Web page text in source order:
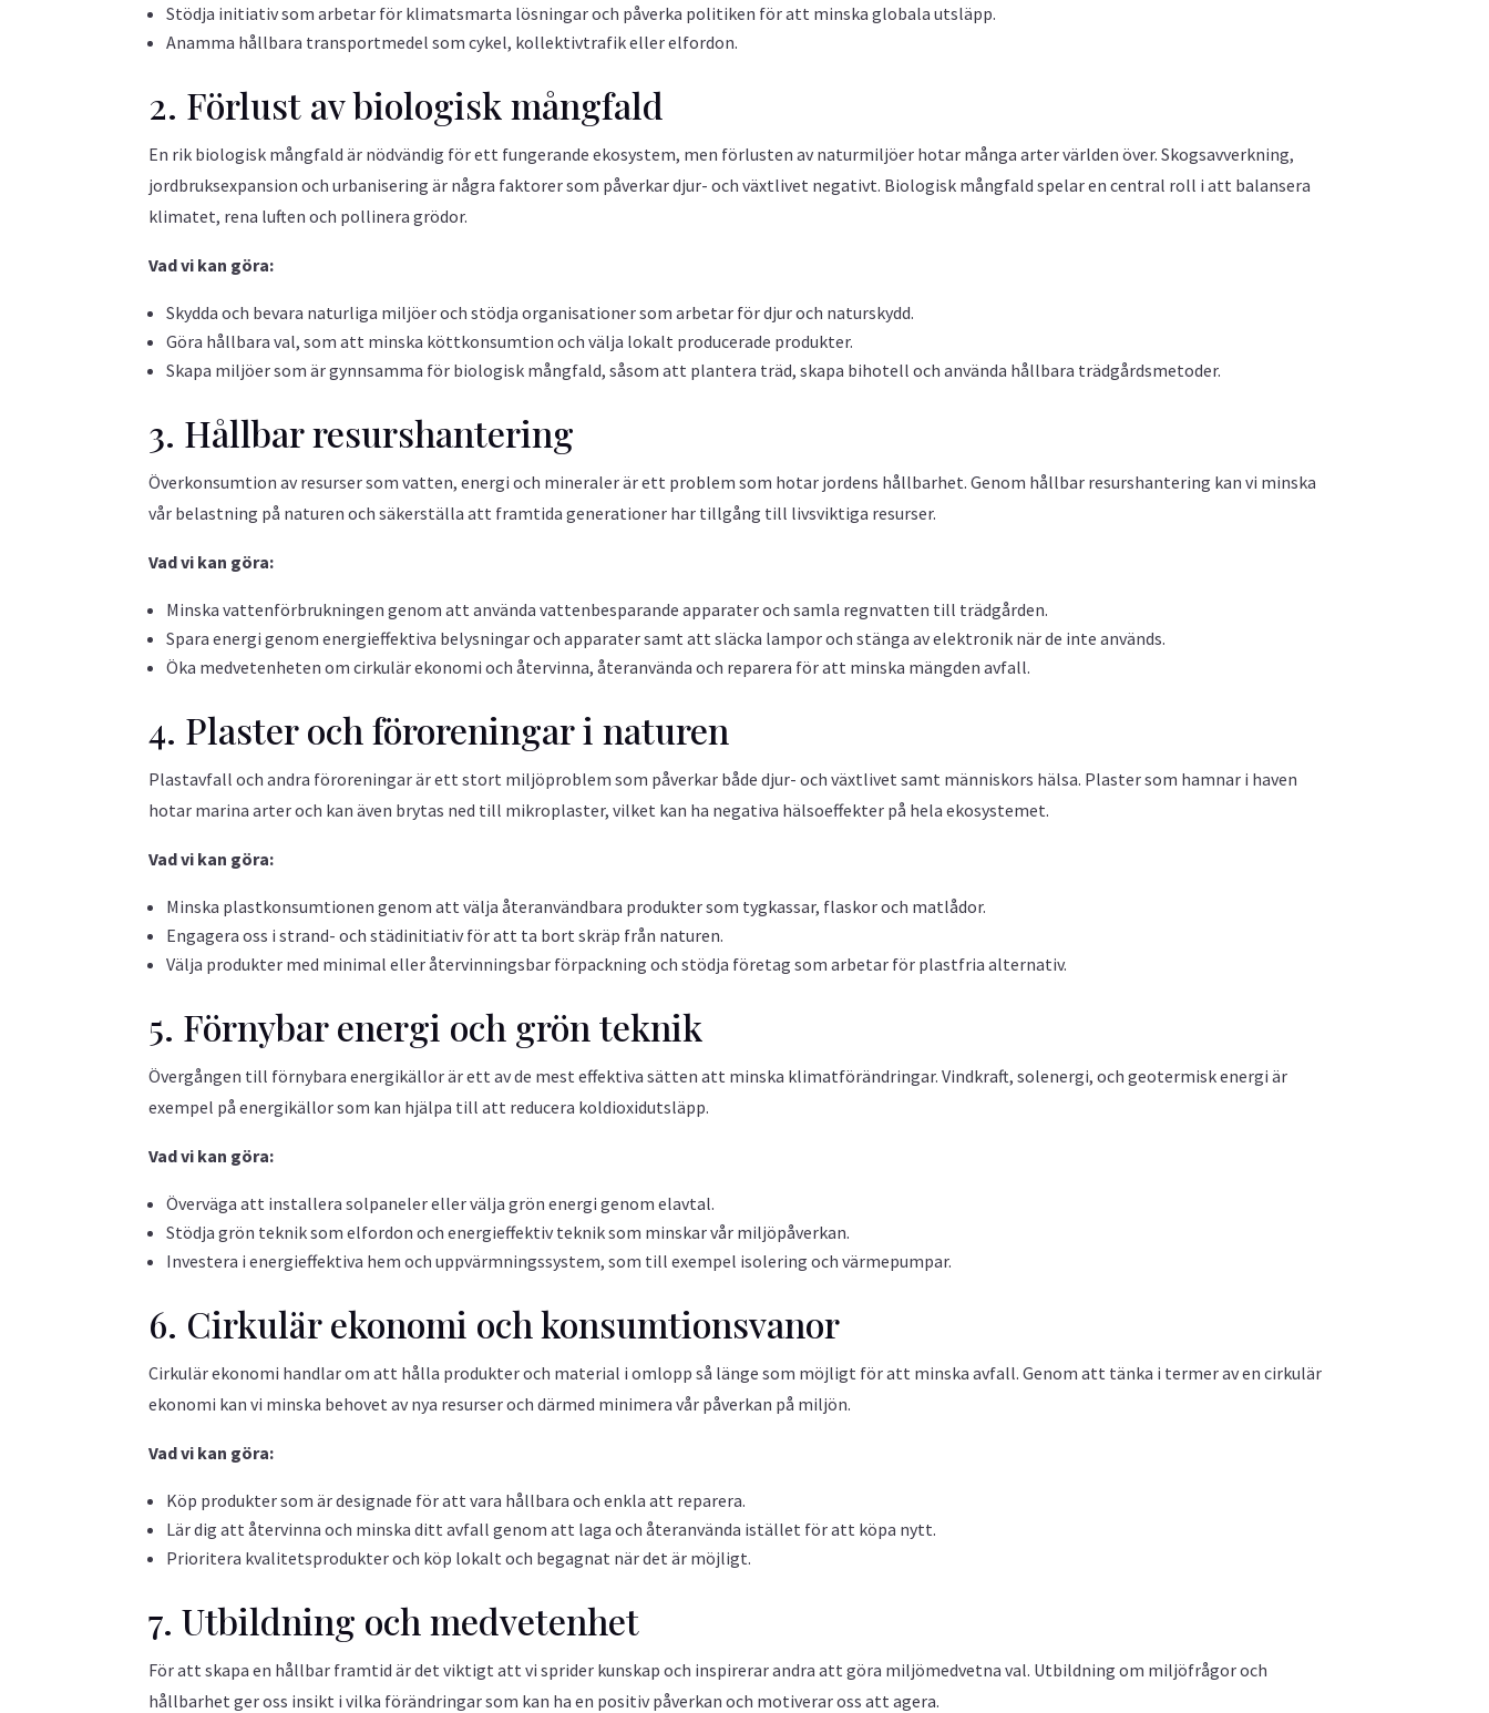
Stödja initiativ som arbetar för klimatsmarta lösningar och påverka politiken för att minska globala utsläpp.
Anamma hållbara transportmedel som cykel, kollektivtrafik eller elfordon.
2. Förlust av biologisk mångfald
En rik biologisk mångfald är nödvändig för ett fungerande ekosystem, men förlusten av naturmiljöer hotar många arter världen över. Skogsavverkning,
jordbruksexpansion och urbanisering är några faktorer som påverkar djur- och växtlivet negativt. Biologisk mångfald spelar en central roll i att balansera
klimatet, rena luften och pollinera grödor.
Vad vi kan göra:
Skydda och bevara naturliga miljöer och stödja organisationer som arbetar för djur och naturskydd.
Göra hållbara val, som att minska köttkonsumtion och välja lokalt producerade produkter.
Skapa miljöer som är gynnsamma för biologisk mångfald, såsom att plantera träd, skapa bihotell och använda hållbara trädgårdsmetoder.
3. Hållbar resurshantering
Överkonsumtion av resurser som vatten, energi och mineraler är ett problem som hotar jordens hållbarhet. Genom hållbar resurshantering kan vi minska
vår belastning på naturen och säkerställa att framtida generationer har tillgång till livsviktiga resurser.
Vad vi kan göra:
Minska vattenförbrukningen genom att använda vattenbesparande apparater och samla regnvatten till trädgården.
Spara energi genom energieffektiva belysningar och apparater samt att släcka lampor och stänga av elektronik när de inte används.
Öka medvetenheten om cirkulär ekonomi och återvinna, återanvända och reparera för att minska mängden avfall.
4. Plaster och föroreningar i naturen
Plastavfall och andra föroreningar är ett stort miljöproblem som påverkar både djur- och växtlivet samt människors hälsa. Plaster som hamnar i haven
hotar marina arter och kan även brytas ned till mikroplaster, vilket kan ha negativa hälsoeffekter på hela ekosystemet.
Vad vi kan göra:
Minska plastkonsumtionen genom att välja återanvändbara produkter som tygkassar, flaskor och matlådor.
Engagera oss i strand- och städinitiativ för att ta bort skräp från naturen.
Välja produkter med minimal eller återvinningsbar förpackning och stödja företag som arbetar för plastfria alternativ.
5. Förnybar energi och grön teknik
Övergången till förnybara energikällor är ett av de mest effektiva sätten att minska klimatförändringar. Vindkraft, solenergi, och geotermisk energi är
exempel på energikällor som kan hjälpa till att reducera koldioxidutsläpp.
Vad vi kan göra:
Överväga att installera solpaneler eller välja grön energi genom elavtal.
Stödja grön teknik som elfordon och energieffektiv teknik som minskar vår miljöpåverkan.
Investera i energieffektiva hem och uppvärmningssystem, som till exempel isolering och värmepumpar.
6. Cirkulär ekonomi och konsumtionsvanor
Cirkulär ekonomi handlar om att hålla produkter och material i omlopp så länge som möjligt för att minska avfall. Genom att tänka i termer av en cirkulär
ekonomi kan vi minska behovet av nya resurser och därmed minimera vår påverkan på miljön.
Vad vi kan göra:
Köp produkter som är designade för att vara hållbara och enkla att reparera.
Lär dig att återvinna och minska ditt avfall genom att laga och återanvända istället för att köpa nytt.
Prioritera kvalitetsprodukter och köp lokalt och begagnat när det är möjligt.
7. Utbildning och medvetenhet
För att skapa en hållbar framtid är det viktigt att vi sprider kunskap och inspirerar andra att göra miljömedvetna val. Utbildning om miljöfrågor och
hållbarhet ger oss insikt i vilka förändringar som kan ha en positiv påverkan och motiverar oss att agera.